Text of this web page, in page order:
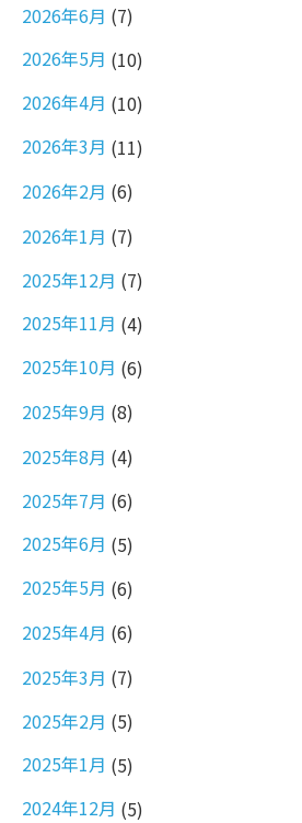
2026年6月 (7)
2026年5月 (10)
2026年4月 (10)
2026年3月 (11)
2026年2月 (6)
2026年1月 (7)
2025年12月 (7)
2025年11月 (4)
2025年10月 (6)
2025年9月 (8)
2025年8月 (4)
2025年7月 (6)
2025年6月 (5)
2025年5月 (6)
2025年4月 (6)
2025年3月 (7)
2025年2月 (5)
2025年1月 (5)
2024年12月 (5)